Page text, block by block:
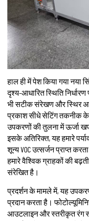
हाल ही में पेश किया गया नया
दृश्य-आधारित स्थिति
भी सटीक संरेखण और स्थिर
प्रकाश सीधे सेटिंग तकनीक के
उपकरणों की तुलना में ऊर्जा
इसके अतिरिक्त, यह हमारे
शून्य VOC उत्सर्जन प्राप्त
हमारे वैश्विक ग्राहकों की
संरेखित है।
प्रदर्शन के मामले में, यह
प्रदान करता है।
आउटलाइन और स्तरीकृत रंग